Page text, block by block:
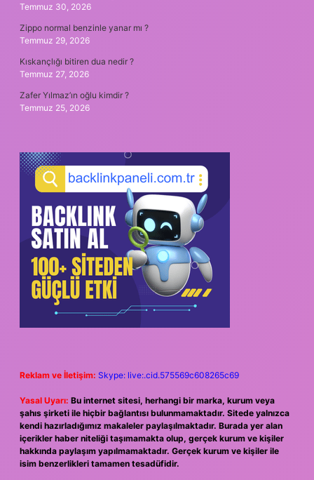
Temmuz 30, 2026
Zippo normal benzinle yanar mı ?
Temmuz 29, 2026
Kıskançlığı bitiren dua nedir ?
Temmuz 27, 2026
Zafer Yılmaz’ın oğlu kimdir ?
Temmuz 25, 2026
Reklam ve İletişim: Skype: live:.cid.575569c608265c69
Yasal Uyarı: Bu internet sitesi, herhangi bir marka, kurum veya
şahıs şirketi ile hiçbir bağlantısı bulunmamaktadır. Sitede yalnızca
kendi hazırladığımız makaleler paylaşılmaktadır. Burada yer alan
içerikler haber niteliği taşımamakta olup, gerçek kurum ve kişiler
hakkında paylaşım yapılmamaktadır. Gerçek kurum ve kişiler ile
isim benzerlikleri tamamen tesadüfidir.